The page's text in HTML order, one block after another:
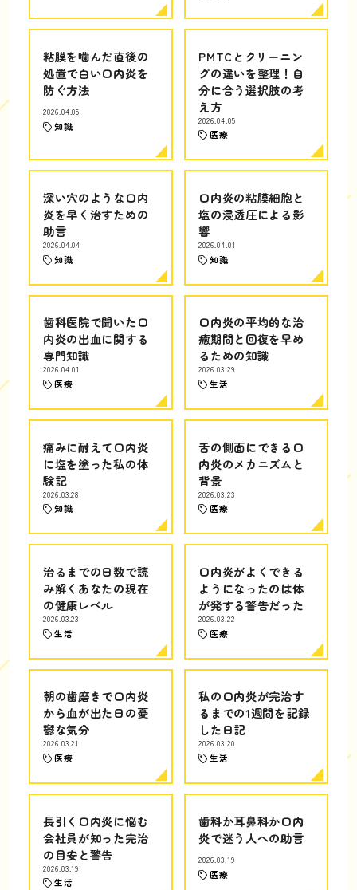
粘膜を噛んだ直後の
処置で白い口内炎を
防ぐ方法
2026.04.05
知識
PMTCとクリーニン
グの違いを整理！自
分に合う選択肢の考
え方
2026.04.05
医療
深い穴のような口内
炎を早く治すための
助言
2026.04.04
知識
口内炎の粘膜細胞と
塩の浸透圧による影
響
2026.04.01
知識
歯科医院で聞いた口
内炎の出血に関する
専門知識
2026.04.01
医療
口内炎の平均的な治
癒期間と回復を早め
るための知識
2026.03.29
生活
痛みに耐えて口内炎
に塩を塗った私の体
験記
2026.03.28
知識
舌の側面にできる口
内炎のメカニズムと
背景
2026.03.23
医療
治るまでの日数で読
み解くあなたの現在
の健康レベル
2026.03.23
生活
口内炎がよくできる
ようになったのは体
が発する警告だった
2026.03.22
医療
朝の歯磨きで口内炎
から血が出た日の憂
鬱な気分
2026.03.21
医療
私の口内炎が完治す
るまでの1週間を記録
した日記
2026.03.20
生活
長引く口内炎に悩む
会社員が知った完治
の目安と警告
2026.03.19
生活
歯科か耳鼻科か口内
炎で迷う人への助言
2026.03.19
医療